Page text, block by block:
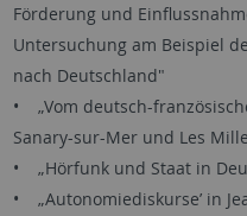
Förderung und
Untersuchung am Beispiel
nach Deutschland"
• „Vom deutsch-
Sanary-sur-Mer und Les
• „Hörfunk und Staat in
• „Autonomiediskurse’ in